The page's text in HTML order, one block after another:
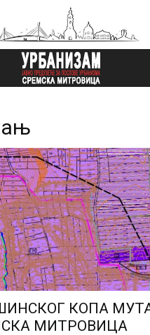
КОПА
МИТРОВИЦА